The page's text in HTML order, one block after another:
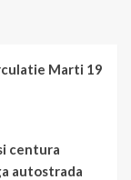
Marti 19
centura
autostrada